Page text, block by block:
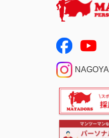
NAGOYA